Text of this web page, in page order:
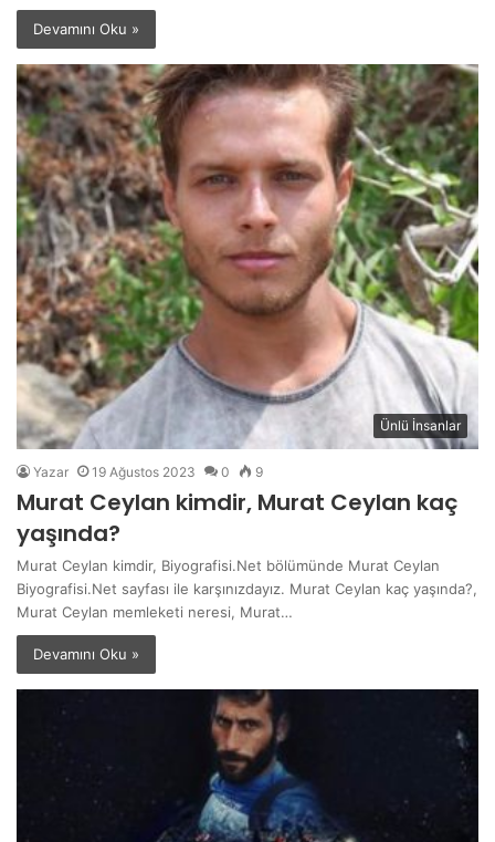
Devamını Oku »
Ünlü İnsanlar
Yazar 19 Ağustos 2023 0 9
Murat Ceylan kimdir, Murat Ceylan kaç
yaşında?
Murat Ceylan kimdir, Biyografisi.Net bölümünde Murat Ceylan
Biyografisi.Net sayfası ile karşınızdayız. Murat Ceylan kaç yaşında?,
Murat Ceylan memleketi neresi, Murat…
Devamını Oku »